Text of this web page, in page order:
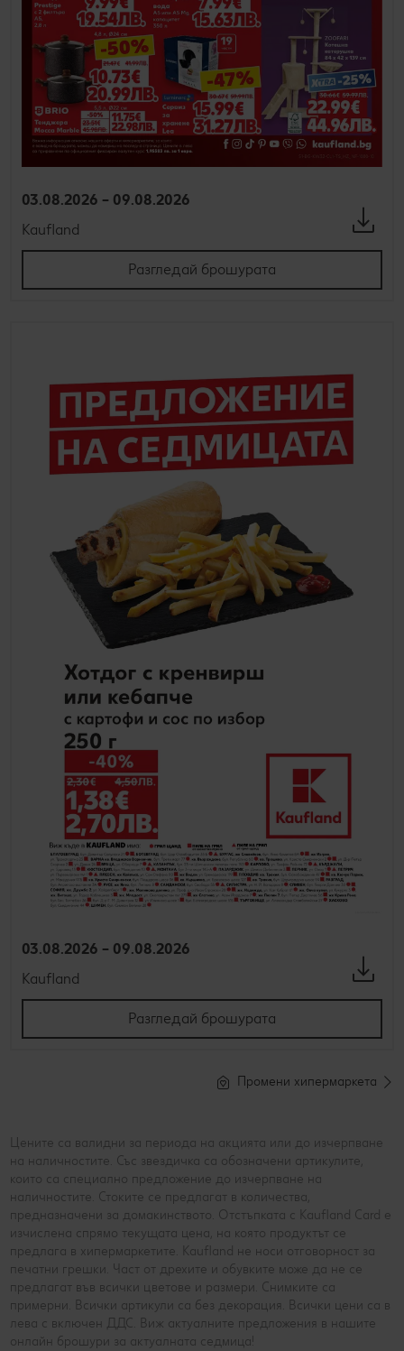
03.08.2026 – 09.08.2026
Kaufland
Разгледай брошурата
03.08.2026 – 09.08.2026
Kaufland
Разгледай брошурата
Промени хипермаркета
Цените са валидни за периода на акцията или до изчерпване
на наличностите. Със звездичка са обозначени артикулите,
които са специално предложение до изчерпване на
наличностите. Стоките се предлагат в количества,
предназначени за домакинството. Отстъпката с Kaufland Card e
изчислена спрямо текущата цена, на която продуктът се
предлага в хипермаркетите. Kaufland не носи отговорност за
печатни грешки. Част от дрехите и обувките може да не се
предлагат във всички цветове и размери. Снимките са
примерни. Всички артикули са без декорация. Всички цени са в
лева с включен ДДС. Виж актуалните предложения в нашите
онлайн брошури за актуалната седмица!